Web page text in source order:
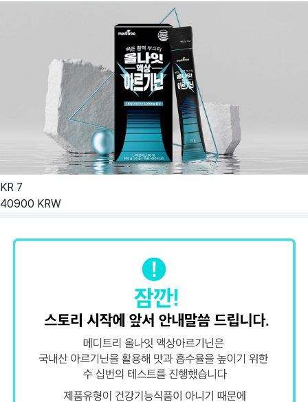
KR 7
40900 KRW